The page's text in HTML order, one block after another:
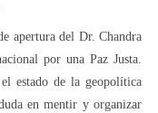
apertura del Dr. Chandra
por una Paz Justa.
estado de la geopolítica
en mentir y organizar